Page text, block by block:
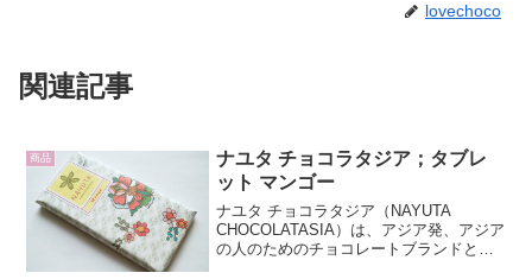
lovechoco
関連記事
商品
ナユタ チョコラタジア；タブレ
ット マンゴー
ナユタ チョコラタジア（NAYUTA
CHOCOLATASIA）は、アジア発、アジア
の人のためのチョコレートブランドとし